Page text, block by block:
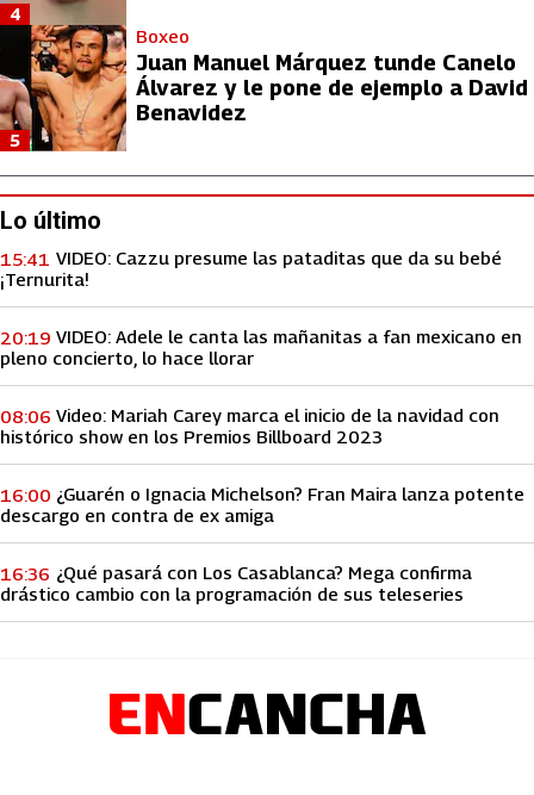
4
Boxeo
Juan Manuel Márquez tunde Canelo
Álvarez y le pone de ejemplo a David
Benavidez
5
Lo último
VIDEO: Cazzu presume las pataditas que da su bebé
¡Ternurita!
15:41
VIDEO: Adele le canta las mañanitas a fan mexicano en
pleno concierto, lo hace llorar
20:19
Video: Mariah Carey marca el inicio de la navidad con
histórico show en los Premios Billboard 2023
08:06
¿Guarén o Ignacia Michelson? Fran Maira lanza potente
descargo en contra de ex amiga
16:00
¿Qué pasará con Los Casablanca? Mega confirma
drástico cambio con la programación de sus teleseries
16:36